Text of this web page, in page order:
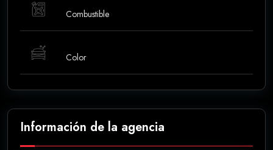
Combustible
Color
Información de la agencia